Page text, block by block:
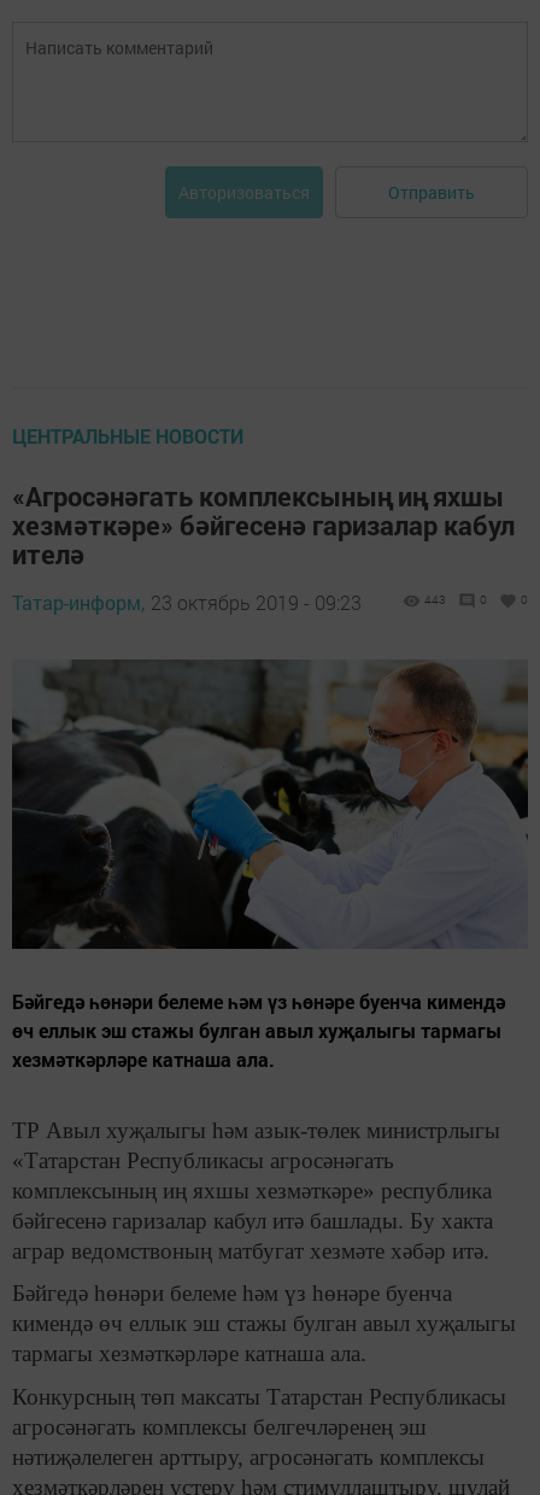
Авторизоваться Отправить
ЦЕНТРАЛЬНЫЕ НОВОСТИ
«Агросәнәгать комплексының иң яхшы
хезмәткәре» бәйгесенә гаризалар кабул
ителә
Татар-информ, 23 октябрь 2019 - 09:23 443 0 0
Бәйгедә һөнәри белеме һәм үз һөнәре буенча кимендә
өч еллык эш стажы булган авыл хуҗалыгы тармагы
хезмәткәрләре катнаша ала.
ТР Авыл хуҗалыгы һәм азык-төлек министрлыгы
«Татарстан Республикасы агросәнәгать
комплексының иң яхшы хезмәткәре» республика
бәйгесенә гаризалар кабул итә башлады. Бу хакта
аграр ведомствоның матбугат хезмәте хәбәр итә.
Бәйгедә һөнәри белеме һәм үз һөнәре буенча
кимендә өч еллык эш стажы булган авыл хуҗалыгы
тармагы хезмәткәрләре катнаша ала.
Конкурсның төп максаты Татарстан Республикасы
агросәнәгать комплексы белгечләренең эш
нәтиҗәлелеген арттыру, агросәнәгать комплексы
хезмәткәрләрен үстерү һәм стимуллаштыру, шулай